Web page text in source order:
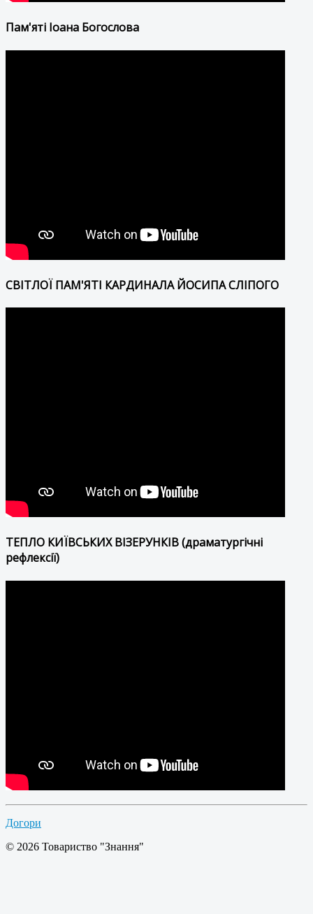
Пам'яті Іоана Богослова
СВІТЛОЇ ПАМ'ЯТІ КАРДИНАЛА ЙОСИПА СЛІПОГО
ТЕПЛО КИЇВСЬКИХ ВІЗЕРУНКІВ (драматургічні
рефлексії)
Догори
© 2026 Товариство "Знання"